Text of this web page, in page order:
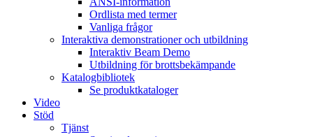
Ordlista med termer
Vanliga frågor
Interaktiva demonstrationer och utbildning
Interaktiv Beam Demo
Utbildning för brottsbekämpande
Katalogbibliotek
Se produktkataloger
Video
Stöd
Tjänst